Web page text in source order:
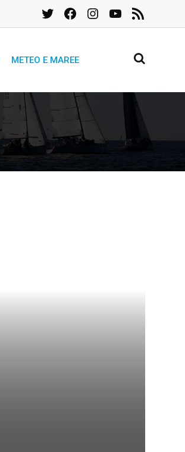
TwitterFacebookInstagramYouTube
Feed
RSS
METEO E MAREE